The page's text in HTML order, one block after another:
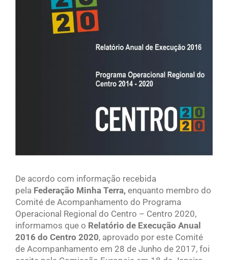
De acordo com informação recebida
pela Federação Minha Terra, enquanto membro do
Comité de Acompanhamento do Programa
Operacional Regional do Centro – Centro 2020,
informamos que o Relatório de Execução Anual
2016 do Centro 2020, aprovado por este Comité
de Acompanhamento em 28 de Junho de 2017, foi